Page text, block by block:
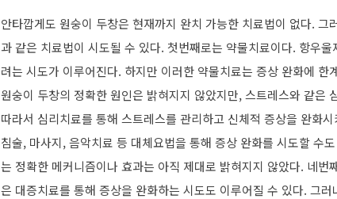
안타깝게도 원숭이 두창은 현재까지 완치 가능한 치료법이 없다.
과 같은 치료법이 시도될 수 있다. 첫번째로는 약물치료이다. 항우
려는 시도가 이루어진다. 하지만 이러한 약물치료는 증상 완화에
원숭이 두창의 정확한 원인은 밝혀지지 않았지만, 스트레스와 같은
따라서 심리치료를 통해 스트레스를 관리하고 신체적 증상을 완화
침술, 마사지, 음악치료 등 대체요법을 통해 증상 완화를 시도할 수
는 정확한 메커니즘이나 효과는 아직 제대로 밝혀지지 않았다. 네
은 대증치료를 통해 증상을 완화하는 시도도 이루어질 수 있다. 그